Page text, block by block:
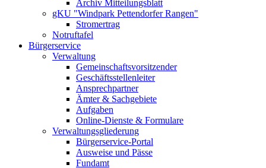
Archiv Mitteilungsblatt
gKU "Windpark Pettendorfer Rangen"
Stromertrag
Notruftafel
Bürgerservice
Verwaltung
Gemeinschaftsvorsitzender
Geschäftsstellenleiter
Ansprechpartner
Ämter & Sachgebiete
Aufgaben
Online-Dienste & Formulare
Verwaltungsgliederung
Bürgerservice-Portal
Ausweise und Pässe
Fundamt